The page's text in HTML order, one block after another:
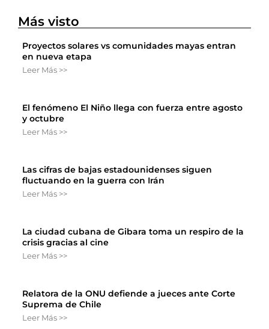
Más visto
Proyectos solares vs comunidades mayas entran
en nueva etapa
Leer Más >>
El fenómeno El Niño llega con fuerza entre agosto
y octubre
Leer Más >>
Las cifras de bajas estadounidenses siguen
fluctuando en la guerra con Irán
Leer Más >>
La ciudad cubana de Gibara toma un respiro de la
crisis gracias al cine
Leer Más >>
Relatora de la ONU defiende a jueces ante Corte
Suprema de Chile
Leer Más >>